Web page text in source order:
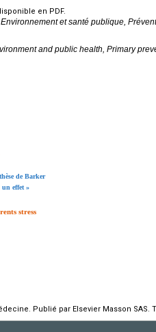
en PDF.
et santé publique,
and public health, Primary
de Barker
effet »
stress
Publié par Elsevier Masson SAS.